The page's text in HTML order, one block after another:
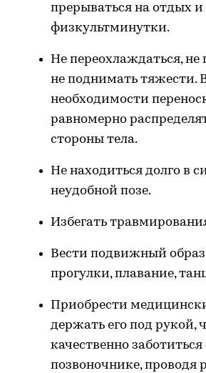
прерываться на отдых и
физкультминутки.
Не переохлаждаться, не
не поднимать тяжести.
необходимости
равномерно
стороны тела.
Не находиться долго в
неудобной позе.
Избегать
Вести подвижный
прогулки, плавание,
Приобрести
держать его под рукой,
качественно заботиться
позвоночнике, проводя